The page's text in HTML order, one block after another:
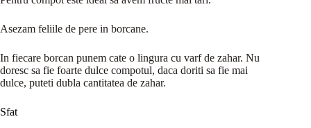
Asezam feliile de pere in borcane.
In fiecare borcan punem cate o lingura cu varf de zahar. Nu
doresc sa fie foarte dulce compotul, daca doriti sa fie mai
dulce, puteti dubla cantitatea de zahar.
Sfat